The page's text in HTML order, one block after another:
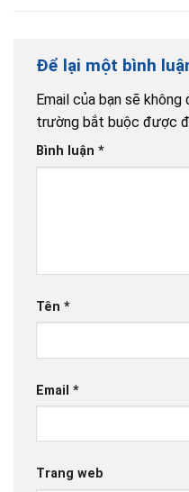
Để lại một bình
Email của bạn sẽ
trường bắt buộc được
Bình luận *
Tên *
Email *
Trang web